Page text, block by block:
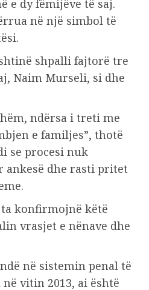
e dy fëmijëve të saj.
në një simbol të
shpalli fajtorë tre
Naim Murseli, si dhe
ndërsa i treti me
e familjes”, thotë
se procesi nuk
dhe rasti pritet
ta konfirmojnë këtë
vrasjet e nënave dhe
në sistemin penal të
vitin 2013, ai është